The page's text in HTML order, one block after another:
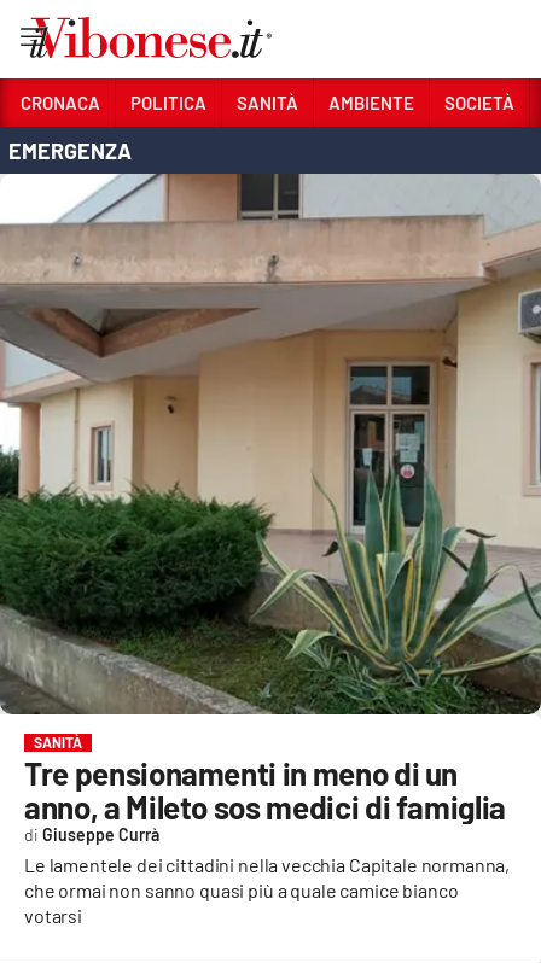
Sezioni
CRONACA
SANITÀ
AMBIENTE
SOCIETÀ
CULTURA
ECONOMIA E LAVORO
EVENTI
SPORT
Streaming
LAC TV
LAC NETWORK
LAC ONAIR
LaC
Network
CRONACA POLITICA SANITÀ AMBIENTE SOCIETÀ
EMERGENZA
SANITÀ
Tre pensionamenti in meno di un
anno, a Mileto sos medici di famiglia
Le lamentele dei cittadini nella vecchia Capitale normanna,
che ormai non sanno quasi più a quale camice bianco
votarsi
Giuseppe Currà